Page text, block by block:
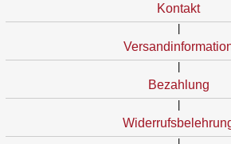
Kontakt
Bezahlung